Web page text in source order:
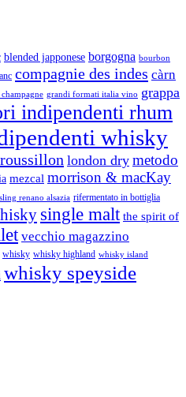
blended japponese borgogna bourbon
compagnie des indes càrn
grandi formati italia vino grappa
indipendenti rhum
whisky
london dry metodo
mezcal morrison & macKay
renano alsazia rifermentato in bottiglia
single malt the spirit of
vecchio magazzino
whisky whisky highland whisky island
whisky speyside